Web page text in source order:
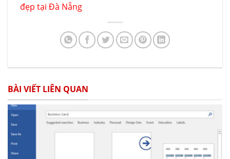
đẹp tại Đà Nẵng
BÀI VIẾT LIÊN QUAN